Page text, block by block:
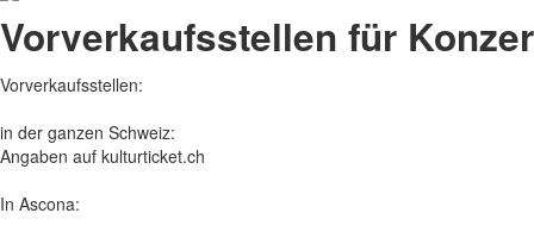
Vorverkaufsstellen für
Vorverkaufsstellen:
in der ganzen Schweiz:
Angaben auf kulturticket.ch
In Ascona: